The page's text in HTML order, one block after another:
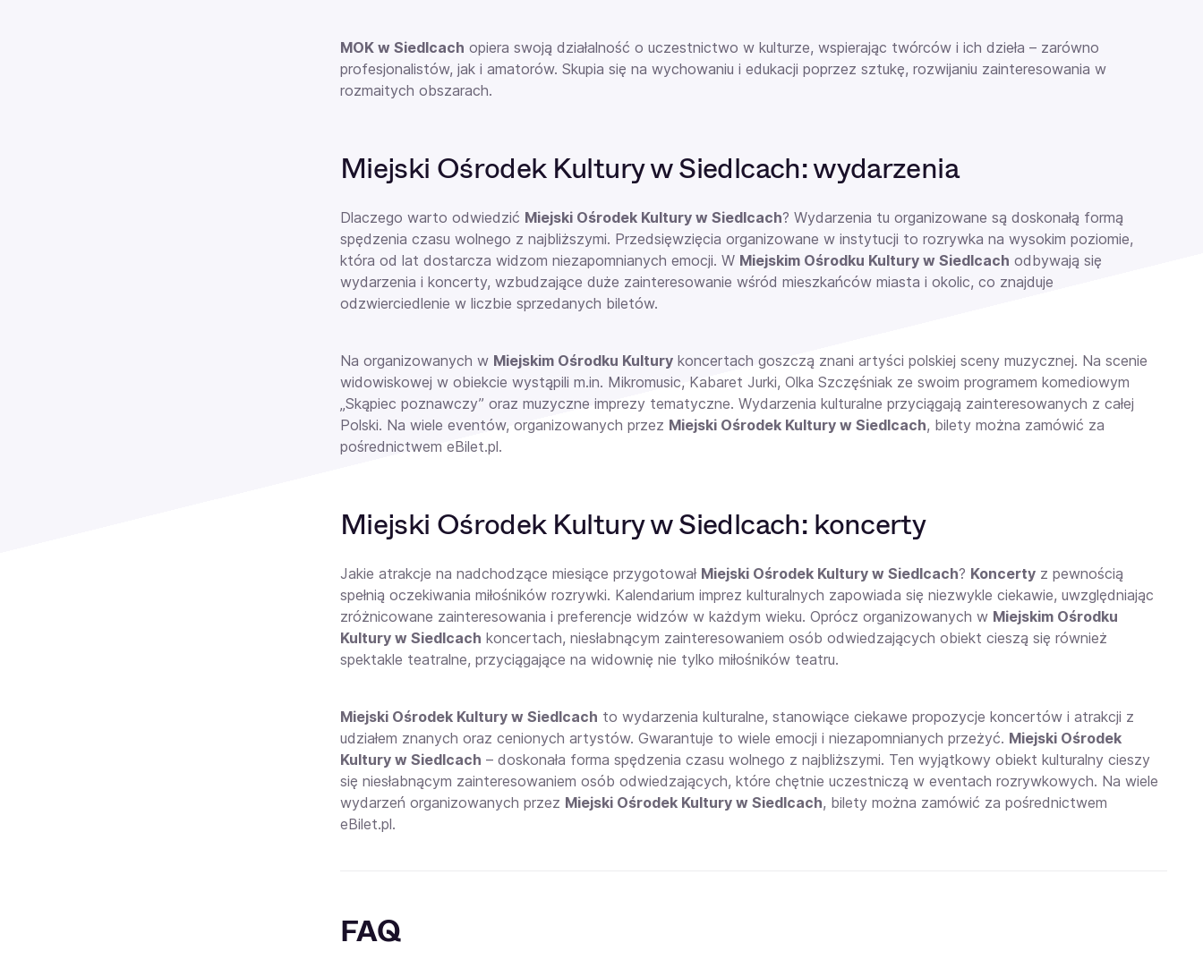
MOK w Siedlcach opiera swoją działalność o uczestnictwo w kulturze, wspierając twórców i ich dzieła – zarówno
profesjonalistów, jak i amatorów. Skupia się na wychowaniu i edukacji poprzez sztukę, rozwijaniu zainteresowania w
rozmaitych obszarach.
Miejski Ośrodek Kultury w Siedlcach: wydarzenia
Dlaczego warto odwiedzić Miejski Ośrodek Kultury w Siedlcach? Wydarzenia tu organizowane są doskonałą formą
spędzenia czasu wolnego z najbliższymi. Przedsięwzięcia organizowane w instytucji to rozrywka na wysokim poziomie,
która od lat dostarcza widzom niezapomnianych emocji. W Miejskim Ośrodku Kultury w Siedlcach odbywają się
wydarzenia i koncerty, wzbudzające duże zainteresowanie wśród mieszkańców miasta i okolic, co znajduje
odzwierciedlenie w liczbie sprzedanych biletów.
Na organizowanych w Miejskim Ośrodku Kultury koncertach goszczą znani artyści polskiej sceny muzycznej. Na scenie
widowiskowej w obiekcie wystąpili m.in. Mikromusic, Kabaret Jurki, Olka Szczęśniak ze swoim programem komediowym
„Skąpiec poznawczy” oraz muzyczne imprezy tematyczne. Wydarzenia kulturalne przyciągają zainteresowanych z całej
Polski. Na wiele eventów, organizowanych przez Miejski Ośrodek Kultury w Siedlcach, bilety można zamówić za
pośrednictwem eBilet.pl.
Miejski Ośrodek Kultury w Siedlcach: koncerty
Jakie atrakcje na nadchodzące miesiące przygotował Miejski Ośrodek Kultury w Siedlcach? Koncerty z pewnością
spełnią oczekiwania miłośników rozrywki. Kalendarium imprez kulturalnych zapowiada się niezwykle ciekawie, uwzględniając
zróżnicowane zainteresowania i preferencje widzów w każdym wieku. Oprócz organizowanych w Miejskim Ośrodku
Kultury w Siedlcach koncertach, niesłabnącym zainteresowaniem osób odwiedzających obiekt cieszą się również
spektakle teatralne, przyciągające na widownię nie tylko miłośników teatru.
Miejski Ośrodek Kultury w Siedlcach to wydarzenia kulturalne, stanowiące ciekawe propozycje koncertów i atrakcji z
udziałem znanych oraz cenionych artystów. Gwarantuje to wiele emocji i niezapomnianych przeżyć. Miejski Ośrodek
Kultury w Siedlcach – doskonała forma spędzenia czasu wolnego z najbliższymi. Ten wyjątkowy obiekt kulturalny cieszy
się niesłabnącym zainteresowaniem osób odwiedzających, które chętnie uczestniczą w eventach rozrywkowych. Na wiele
wydarzeń organizowanych przez Miejski Ośrodek Kultury w Siedlcach, bilety można zamówić za pośrednictwem
eBilet.pl.
FAQ